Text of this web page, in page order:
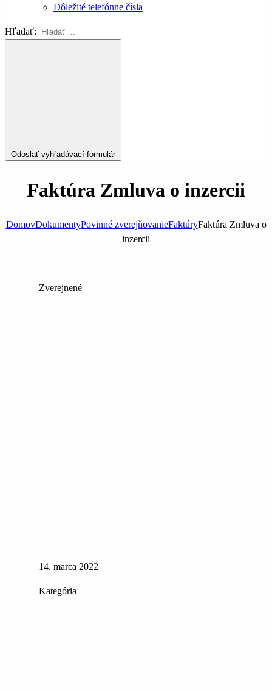
Dôležité telefónne čísla
Hľadať:
Odoslať vyhľadávací formulár
Faktúra Zmluva o inzercii
DomovDokumentyPovinné zverejňovanieFaktúryFaktúra Zmluva o
inzercii
Zverejnené
14. marca 2022
Kategória